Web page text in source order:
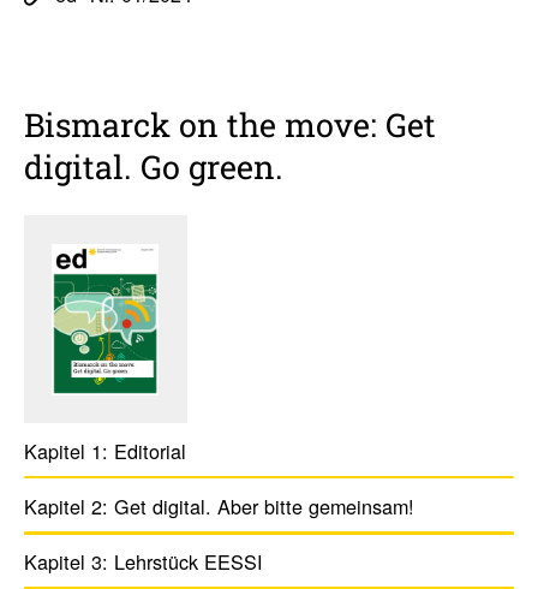
Bismarck on the move: Get
digital. Go green.
Kapitel 1: Edito­rial
Kapitel 2: Get digital. Aber bitte gemeinsam!
Kapitel 3: Lehr­stück EESSI